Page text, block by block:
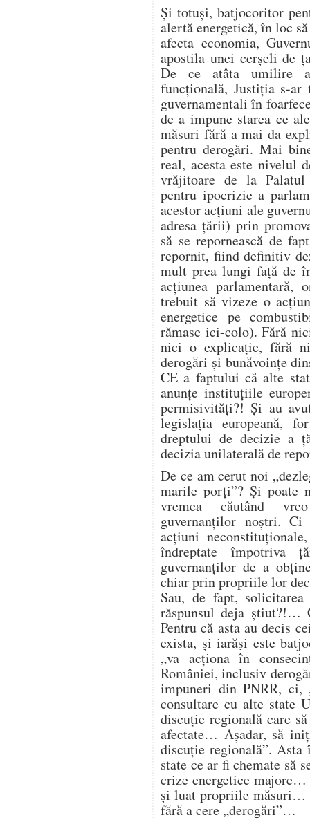
Și totuși, batjocoritor
alertă energetică, în loc
afecta economia,
apostila unei cerșeli de
De ce atâta umilire
funcțională, Justiția s-
guvernamentali în
de a impune starea ce
măsuri fără a mai da
pentru derogări. Mai
real, acesta este nivelul
vrăjitoare de la
pentru ipocrizie a
acestor acțiuni ale
adresa țării) prin
să se repornească de
repornit, fiind definitiv
mult prea lungi față de
acțiunea
trebuit să vizeze o
energetice pe
rămase ici-colo). Fără
nici o explicație, fără
derogări și bunăvoințe
CE a faptului că alte
anunțe instituțiile
permisivități?! Și au
legislația europeană,
dreptului de decizie a
decizia unilaterală de
De ce am cerut noi
marile porți”? Și poate
vremea căutând
guvernanților noștri.
acțiuni
îndreptate împotriva
guvernanților de a
chiar prin propriile lor
Sau, de fapt,
răspunsul deja știut?!…
Pentru că asta au decis
exista, și iarăși este
„va acționa în
României, inclusiv
impuneri din PNRR, ci,
consultare cu alte state
discuție regională care
afectate… Așadar, să
discuție regională”.
state ce ar fi chemate să
crize energetice
și luat propriile măsuri…
fără a cere „derogări”…